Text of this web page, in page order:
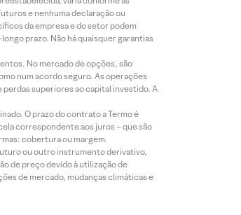
e nenhuma declaração ou
da empresa e do setor podem
prazo. Não há quaisquer garantias
No mercado de opções, são
num acordo seguro. As operações
superiores ao capital investido. A
O prazo do contrato a Termo é
correspondente aos juros – que são
cobertura ou margem.
ou outro instrumento derivativo,
de preço devido à utilização de
de mercado, mudanças climáticas e